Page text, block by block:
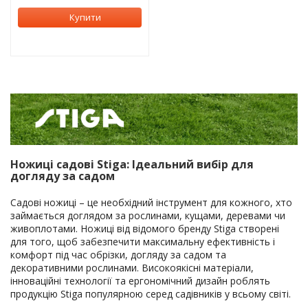
Купити
Ножиці садові Stiga: Ідеальний вибір для
догляду за садом
Садові ножиці – це необхідний інструмент для кожного, хто
займається доглядом за рослинами, кущами, деревами чи
живоплотами. Ножиці від відомого бренду Stiga створені
для того, щоб забезпечити максимальну ефективність і
комфорт під час обрізки, догляду за садом та
декоративними рослинами. Високоякісні матеріали,
інноваційні технології та ергономічний дизайн роблять
продукцію Stiga популярною серед садівників у всьому світі.